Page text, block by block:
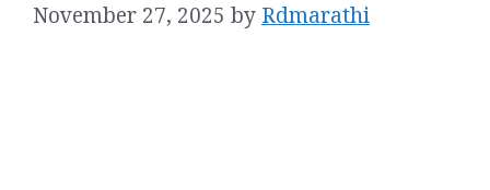
November 27, 2025 byRdmarathi